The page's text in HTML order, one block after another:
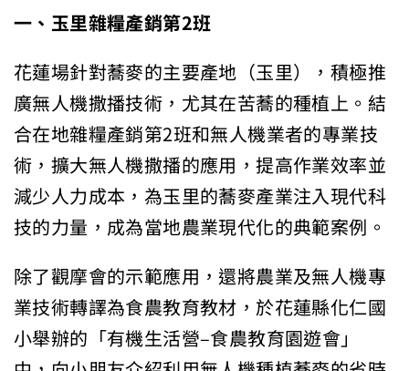
一、玉里雜糧產銷第2班
花蓮場針對蕎麥的主要產地（玉里），積極推
廣無人機撒播技術，尤其在苦蕎的種植上。結
合在地雜糧產銷第2班和無人機業者的專業技
術，擴大無人機撒播的應用，提高作業效率並
減少人力成本，為玉里的蕎麥產業注入現代科
技的力量，成為當地農業現代化的典範案例。
除了觀摩會的示範應用，還將農業及無人機專
業技術轉譯為食農教育教材，於花蓮縣化仁國
小舉辦的「有機生活營–食農教育園遊會」